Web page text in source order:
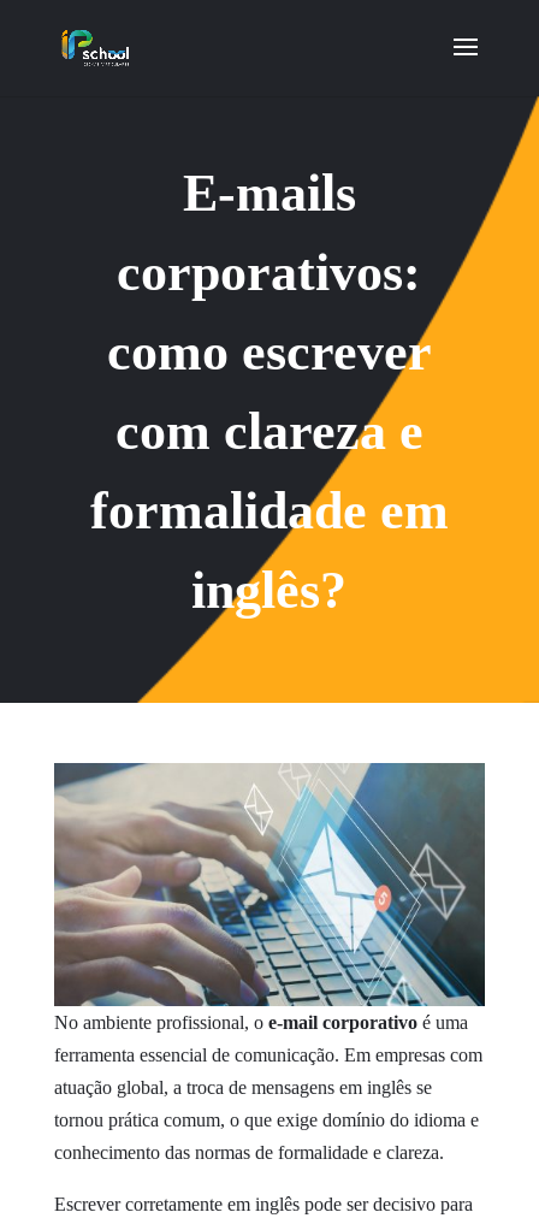
E-mails
corporativos:
como escrever
com clareza e
formalidade em
inglês?
No ambiente profissional, o e-mail corporativoé uma
ferramenta essencial de comunicação. Em empresas com
atuação global, a troca de mensagens em inglês se
tornou prática comum, o que exige domínio do idioma e
conhecimento das normas de formalidade e clareza.
Escrever corretamente em inglês pode ser decisivo para